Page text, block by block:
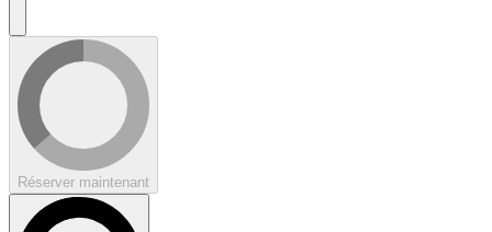
Réserver maintenant